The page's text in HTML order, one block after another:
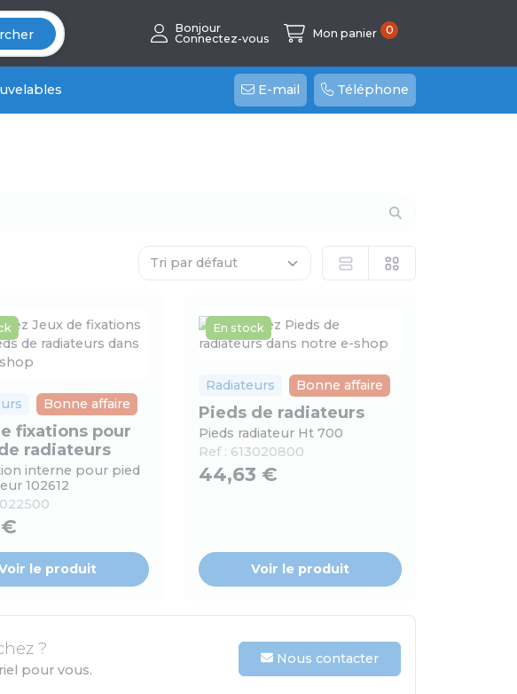
Bonjour
Connectez-vous
Mon panier 0
E-mail Téléphone
Bonne affaire
fixations pour
radiateurs
interne pour pied
102612
€
le produit
En stock
Radiateurs Bonne affaire
Pieds de radiateurs
Pieds radiateur Ht 700
Ref : 613020800
44,63 €
Voir le produit
?
pour vous.
Nous contacter